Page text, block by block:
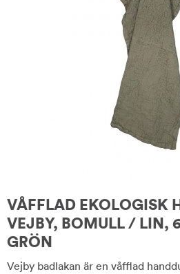
VÅFFLAD EKOLOGISK
VEJBY, BOMULL / LIN,
GRÖN
Vejby badlakan är en våfflad